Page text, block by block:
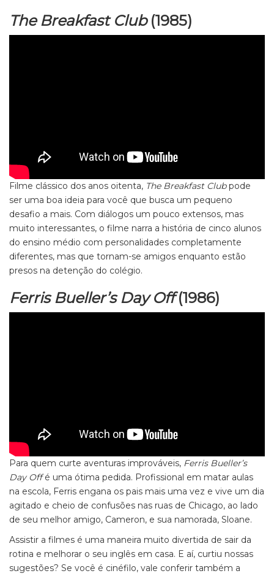
The Breakfast Club(1985)
Filme clássico dos anos oitenta, The Breakfast Clubpode
ser uma boa ideia para você que busca um pequeno
desafio a mais. Com diálogos um pouco extensos, mas
muito interessantes, o filme narra a história de cinco alunos
do ensino médio com personalidades completamente
diferentes, mas que tornam-se amigos enquanto estão
presos na detenção do colégio.
Ferris Bueller’s Day Off(1986)
Para quem curte aventuras improváveis, Ferris Bueller’s
Day Offé uma ótima pedida. Profissional em matar aulas
na escola, Ferris engana os pais mais uma vez e vive um dia
agitado e cheio de confusões nas ruas de Chicago, ao lado
de seu melhor amigo, Cameron, e sua namorada, Sloane.
Assistir a filmes é uma maneira muito divertida de sair da
rotina e melhorar o seu inglês em casa. E aí, curtiu nossas
sugestões? Se você é cinéfilo, vale conferir também a